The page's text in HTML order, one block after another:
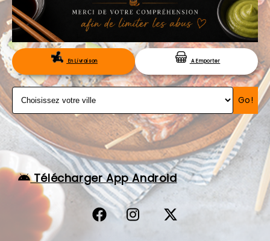
MENTIONS LÉGALES
C.G.V
RÉSERVATIONEn Livraison A Emporter
Go!
Télécharger App Android